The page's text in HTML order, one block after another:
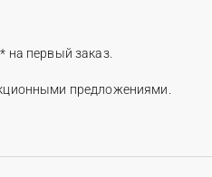
на первый заказ.
предложениями.